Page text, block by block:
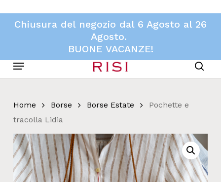
main
Chiusura del negozio dal 6 Agosto al 26
Agosto.
BUONE VACANZE!
Menu
Home Borse Borse Estate
Pochette e
tracolla Lidia